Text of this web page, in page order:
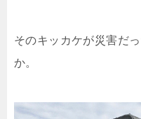
そのキッカケが災害だ
か。